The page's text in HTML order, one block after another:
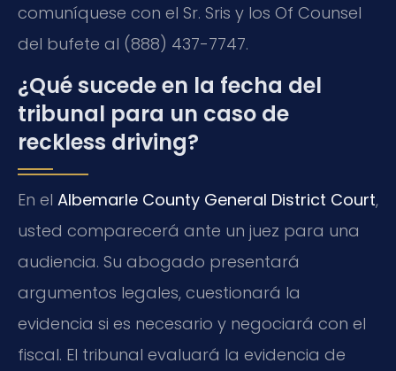
comuníquese con el Sr. Sris y los Of Counsel
del bufete al (888) 437-7747.
¿Qué sucede en la fecha del
tribunal para un caso de
reckless driving?
En el Albemarle County General District Court,
usted comparecerá ante un juez para una
audiencia. Su abogado presentará
argumentos legales, cuestionará la
evidencia si es necesario y negociará con el
fiscal. El tribunal evaluará la evidencia de